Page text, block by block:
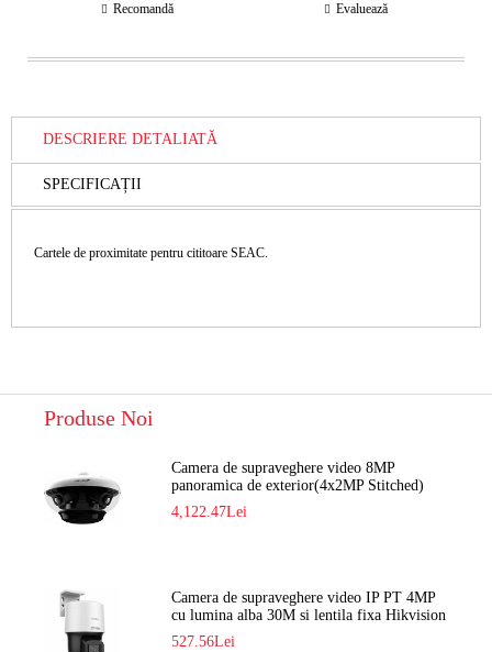
Recomandă Evaluează
DESCRIERE DETALIATĂ
SPECIFICAȚII
Cartele de proximitate pentru cititoare SEAC.
Produse Noi
Camera de supraveghere video 8MP
panoramica de exterior(4x2MP Stitched)
Navaio NGC-7482PR
4,122.47Lei
Camera de supraveghere video IP PT 4MP
cu lumina alba 30M si lentila fixa Hikvision
DS-2DE2C400SCG-E F1
527.56Lei